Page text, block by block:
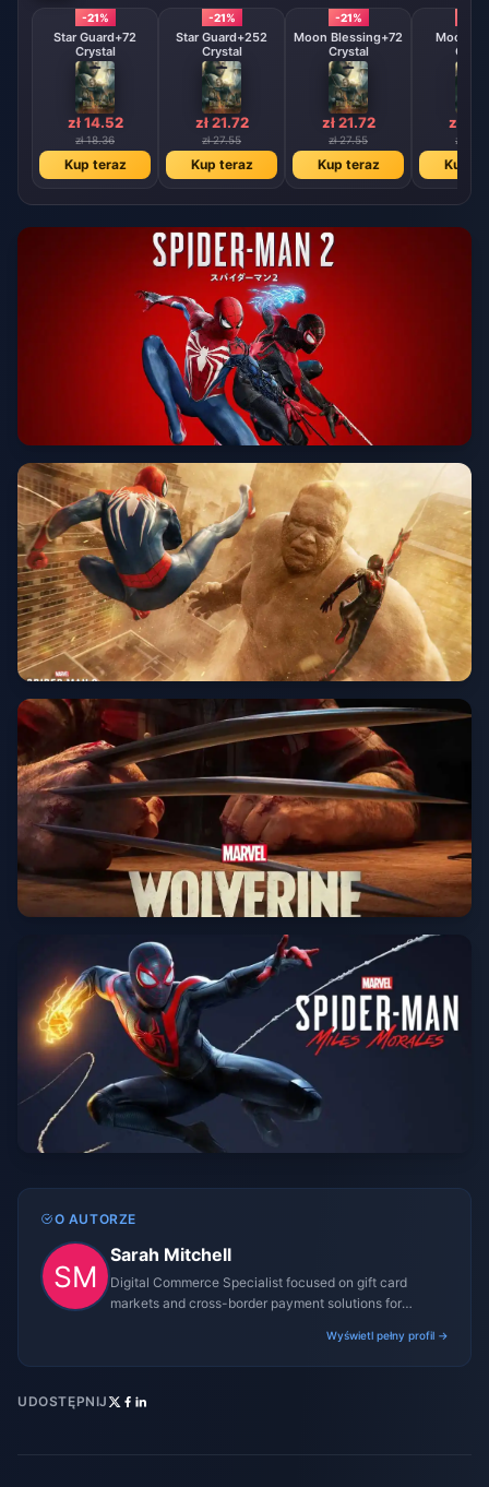
-21%
Star Guard+72
Crystal
zł 14.52
zł 18.36
Kup teraz
-21%
Star Guard+252
Crystal
zł 21.72
zł 27.55
Kup teraz
-21%
Moon Blessing+72
Crystal
zł 21.72
zł 27.55
Kup teraz
Moon
zł
zł
Kup
O AUTORZE
Sarah Mitchell
Digital Commerce Specialist focused on gift card
markets and cross-border payment solutions for
Wyświetl pełny profil →
UDOSTĘPNIJ